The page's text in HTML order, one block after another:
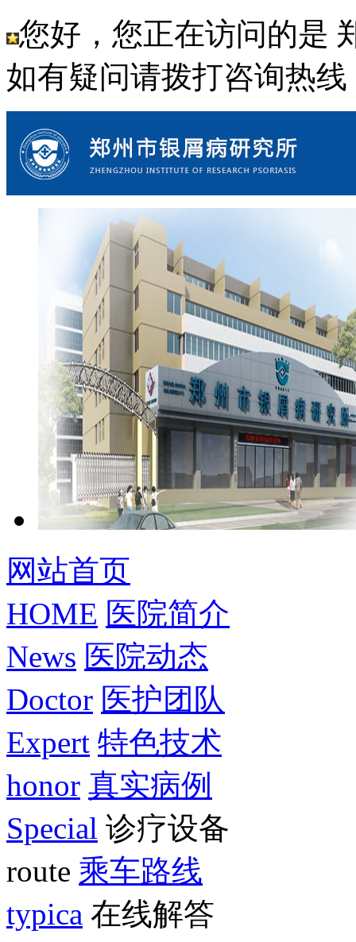
您好，您正在访问的是
如有疑问请拨打咨询热线
网站首页
HOME 医院简介
News 医院动态
Doctor 医护团队
Expert 特色技术
honor 真实病例
Special 诊疗设备
route 乘车路线
typica 在线解答